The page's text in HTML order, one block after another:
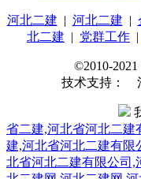
河北二建 | 河北二建 |
北二建 | 党群工作 |
©2010-
技术支持：
省二建,河北省河北二建
建,河北省河北二建有限
北省河北二建有限公司,